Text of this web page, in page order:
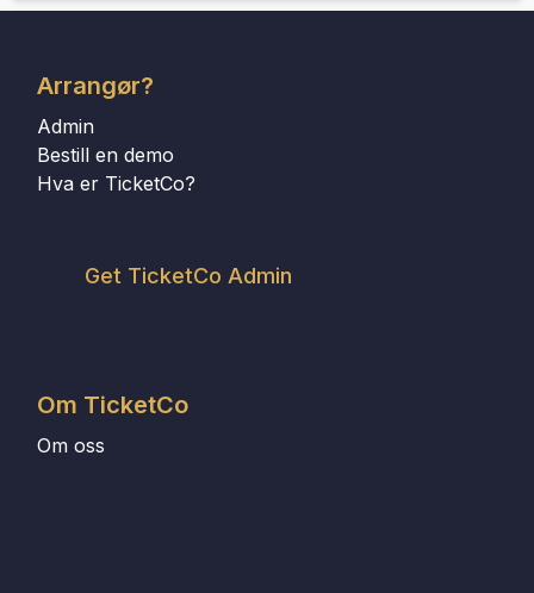
Arrangør?
Admin
Bestill en demo
Hva er TicketCo?
Get TicketCo Admin
Om TicketCo
Om oss